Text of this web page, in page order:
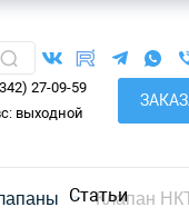
27-09-59
выходной
Статьи
Клапан